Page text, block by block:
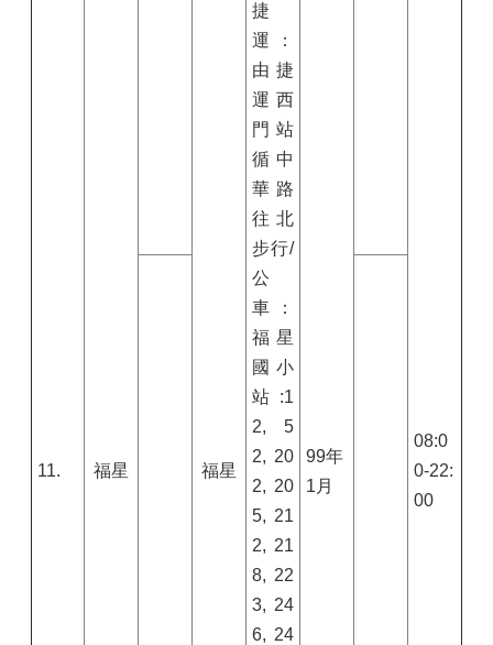
11. 福星 福星
捷
運：
由捷
運西
門站
循中
華路
往北
步行/
公
車：
福星
國小
站:1
2, 5
2, 20
2, 20
5, 21
2, 21
8, 22
3, 24
6, 24
99年
1 月
08:0
0-22:
00